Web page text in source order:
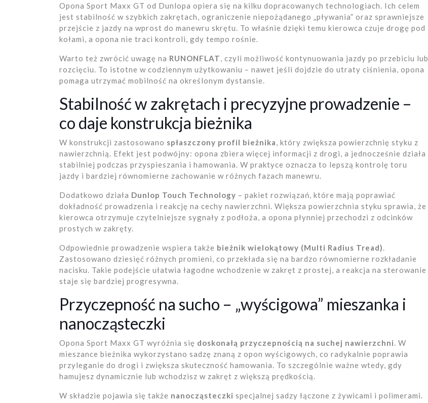
Opona Sport Maxx GT od Dunlopa opiera się na kilku dopracowanych technologiach. Ich celem
jest stabilność w szybkich zakrętach, ograniczenie niepożądanego „pływania” oraz sprawniejsze
przejście z jazdy na wprost do manewru skrętu. To właśnie dzięki temu kierowca czuje drogę pod
kołami, a opona nie traci kontroli, gdy tempo rośnie.
Warto też zwrócić uwagę na RUNONFLAT, czyli możliwość kontynuowania jazdy po przebiciu lub
rozcięciu. To istotne w codziennym użytkowaniu – nawet jeśli dojdzie do utraty ciśnienia, opona
pomaga utrzymać mobilność na określonym dystansie.
Stabilność w zakrętach i precyzyjne prowadzenie –
co daje konstrukcja bieżnika
W konstrukcji zastosowano spłaszczony profil bieżnika, który zwiększa powierzchnię styku z
nawierzchnią. Efekt jest podwójny: opona zbiera więcej informacji z drogi, a jednocześnie działa
stabilniej podczas przyspieszania i hamowania. W praktyce oznacza to lepszą kontrolę toru
jazdy i bardziej równomierne zachowanie w różnych fazach manewru.
Dodatkowo działa Dunlop Touch Technology – pakiet rozwiązań, które mają poprawiać
dokładność prowadzenia i reakcję na cechy nawierzchni. Większa powierzchnia styku sprawia, że
kierowca otrzymuje czytelniejsze sygnały z podłoża, a opona płynniej przechodzi z odcinków
prostych w zakręty.
Odpowiednie prowadzenie wspiera także bieżnik wielokątowy (Multi Radius Tread).
Zastosowano dziesięć różnych promieni, co przekłada się na bardzo równomierne rozkładanie
nacisku. Takie podejście ułatwia łagodne wchodzenie w zakręt z prostej, a reakcja na sterowanie
staje się bardziej progresywna.
Przyczepność na sucho – „wyścigowa” mieszanka i
nanocząsteczki
Opona Sport Maxx GT wyróżnia się doskonałą przyczepnością na suchej nawierzchni. W
mieszance bieżnika wykorzystano sadzę znaną z opon wyścigowych, co radykalnie poprawia
przyleganie do drogi i zwiększa skuteczność hamowania. To szczególnie ważne wtedy, gdy
hamujesz dynamicznie lub wchodzisz w zakręt z większą prędkością.
W składzie pojawia się także nanocząsteczki specjalnej sadzy łączone z żywicami i polimerami.